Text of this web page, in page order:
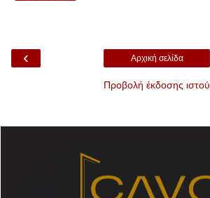
‹ Αρχική σελίδα
Προβολή έκδοσης ιστού